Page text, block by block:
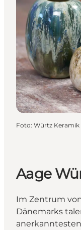
Foto: Würtz Keramik
Aage
Im Zentrum
Dänemarks